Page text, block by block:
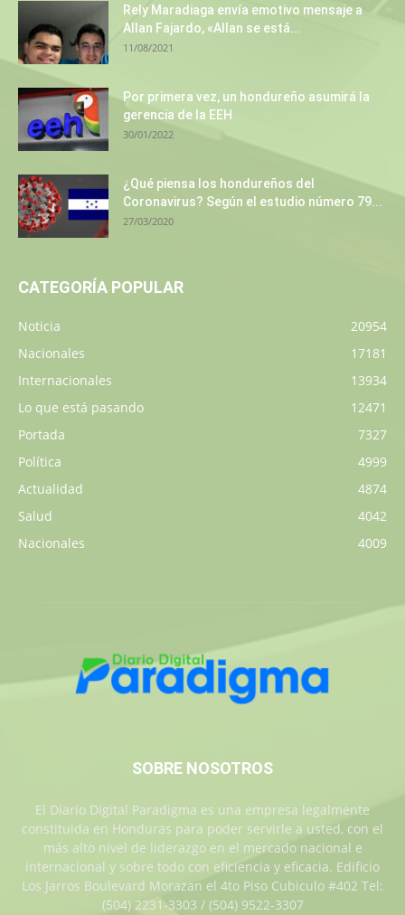
Rely Maradiaga envía emotivo mensaje a
Allan Fajardo, «Allan se está...
11/08/2021
Por primera vez, un hondureño asumirá la
gerencia de la EEH
30/01/2022
¿Qué piensa los hondureños del
Coronavirus? Según el estudio número 79...
27/03/2020
CATEGORÍA POPULAR
Noticia
20954
Nacionales
17181
Internacionales
13934
Lo que está pasando
12471
Portada
7327
Política
4999
Actualidad
4874
Salud
4042
Nacionales
4009
SOBRE NOSOTROS
El Diario Digital Paradigma es una empresa legalmente
constituida en Honduras para poder servirle a usted, con el
más alto nivel de liderazgo en el mercado nacional e
internacional y sobre todo con eficiencia y eficacia. Edificio
Los Jarros Boulevard Morazan el 4to Piso Cubiculo #402 Tel:
(504) 2231-3303 / (504) 9522-3307